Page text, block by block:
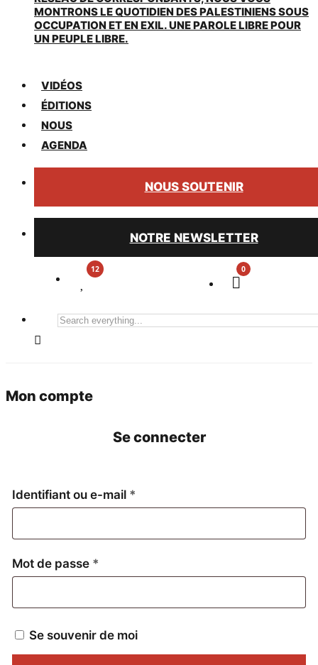
MONTRONS LE QUOTIDIEN DES PALESTINIENS SOUS
OCCUPATION ET EN EXIL. UNE PAROLE LIBRE POUR
UN PEUPLE LIBRE.
VIDÉOS
ÉDITIONS
NOUS
AGENDA
NOUS SOUTENIR
NOTRE NEWSLETTER
0
Search
Mon compte
Se connecter
Identifiant ou e-mail *
Mot de passe *
Se souvenir de moi